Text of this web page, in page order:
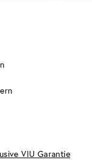
VIU Garantie